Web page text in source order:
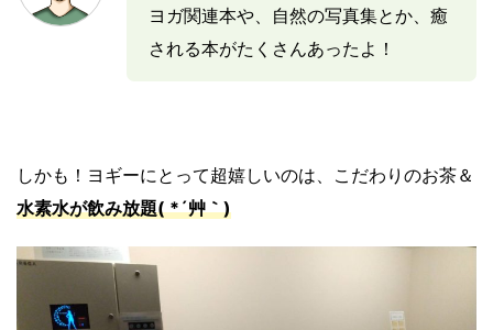
ヨガ関連本や、自然の写真集とか、癒
される本がたくさんあったよ！
しかも！ヨギーにとって超嬉しいのは、こだわりのお茶＆
水素水が飲み放題( *´艸｀)